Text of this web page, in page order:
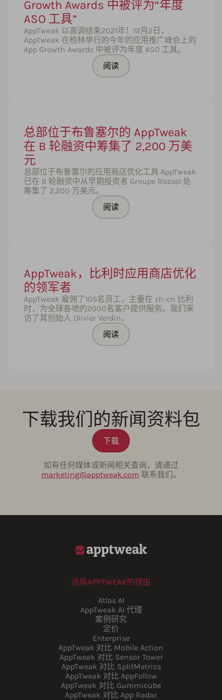
Growth Awards 中被评为“年度
ASO 工具”
AppTweak 以高调结束2021年！12月2日，
AppTweak 在柏林举行的今年的应用推广峰会上的
App Growth Awards 中被评为年度 ASO 工具。
阅读
总部位于布鲁塞尔的 AppTweak
在 B 轮融资中筹集了 2,200 万美
元
总部位于布鲁塞尔的应用商店优化工具 AppTweak
已在 B 轮融资中从早期投资者 Groupe Rossel 处
筹集了 2,200 万美元。
阅读
AppTweak，比利时应用商店优化
的领军者
AppTweak 雇佣了105名员工，主要在 zh-cn 比利
时，为全球各地的2000名客户提供服务。我们采
访了其创始人 Olivier Verdin。
阅读
下载我们的新闻资料包
下载
如有任何媒体或新闻相关查询，请通过
marketing@apptweak.com 联系我们。
选择APPTWEAK的理由
Atlas AI
AppTweak AI 代理
案例研究
定价
Enterprise
AppTweak 对比 Mobile Action
AppTweak 对比 Sensor Tower
AppTweak 对比 SplitMetrics
AppTweak 对比 AppFollow
AppTweak 对比 Gummicube
AppTweak 对比 App Radar